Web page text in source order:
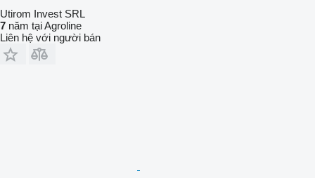
Utirom Invest SRL
7 năm tại Agroline
Liên hệ với người bán